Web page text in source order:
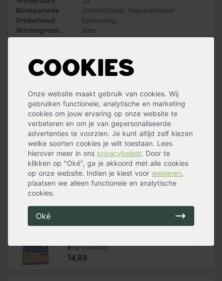
Cookies
Onze website maakt gebruik van cookies. Wij
gebruiken functionele, analytische en marketing
cookies om jouw ervaring op onze website te
verbeteren en om je van gepersonaliseerde
advertenties te voorzien. Je kunt altijd zelf kiezen
welke soorten cookies je wilt toestaan. Lees
hierover meer in ons privacybeleid. Door te
klikken op "Oké", ga je akkoord met alle cookies
op onze website. Indien je kiest voor weigeren,
plaatsen we alleen functionele en analytische
cookies.
Oké
Laat je betoveren door de sublieme schoonheid van
Knautia arvensis en geniet van de elegante eenvoud.
Voeg met Beemdkroon eennatuurlijk tintje
tuin!
Bloeiperiode
Zomerbloeier, Najaarsbloeier
Onderhoud
Eenvoudig
Wintergroen
Nee
Standplaats
Halfschaduw,Zon
Eetbaar
Nee
Bloemkleur
Lila
Waterbehoefte
Gemiddeld
Vruchtdragend
Nee
Stekels
Meer specificaties »
Handig voor erbij
Pokon Gedroogde Mestkorrels
op voorraad
17,99
Pokon aanplantgrond voor planten,
op voorraad
14,89